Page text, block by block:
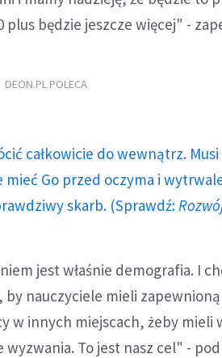
będzie jeszcze więcej" -
DEON.PL POLECA
całkowicie do wewnątrz. Musi
Go przed oczyma i
skarb. (Sprawdź:
jest właśnie demografia. I
nauczyciele mieli
w innych miejscach, żeby mieli
To jest nasz cel" -